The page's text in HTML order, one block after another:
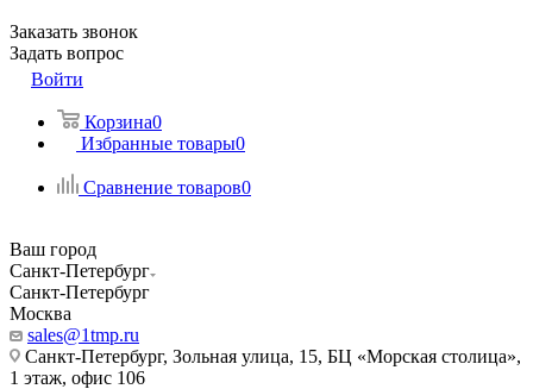
Заказать звонок
Задать вопрос
Войти
Корзина0
Избранные товары0
Сравнение товаров0
Ваш город
Санкт-Петербург
Санкт-Петербург
Москва
sales@1tmp.ru
Санкт-Петербург, Зольная улица, 15, БЦ «Морская столица»,
1 этаж, офис 106